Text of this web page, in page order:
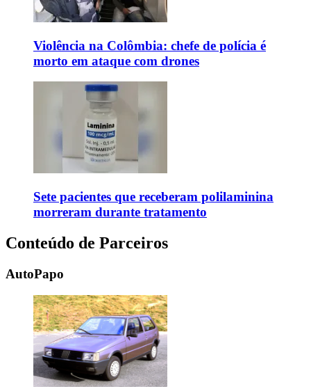
Violência na Colômbia: chefe de polícia é
morto em ataque com drones
Sete pacientes que receberam polilaminina
morreram durante tratamento
Conteúdo de Parceiros
AutoPapo